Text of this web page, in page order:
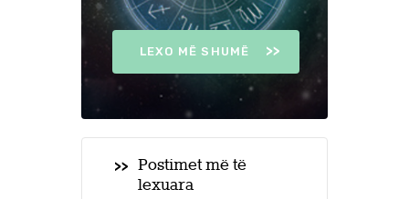
LEXO MË SHUMË
Postimet më të
lexuara